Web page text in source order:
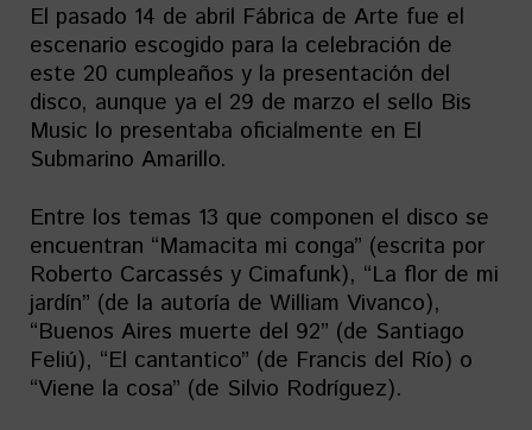
El pasado 14 de abril Fábrica de Arte fue el
escenario escogido para la celebración de
este 20 cumpleaños y la presentación del
disco, aunque ya el 29 de marzo el sello Bis
Music lo presentaba oficialmente en El
Submarino Amarillo.
Entre los temas 13 que componen el disco se
encuentran “Mamacita mi conga” (escrita por
Roberto Carcassés y Cimafunk), “La flor de mi
jardín” (de la autoría de William Vivanco),
“Buenos Aires muerte del 92” (de Santiago
Feliú), “El cantantico” (de Francis del Río) o
“Viene la cosa” (de Silvio Rodríguez).